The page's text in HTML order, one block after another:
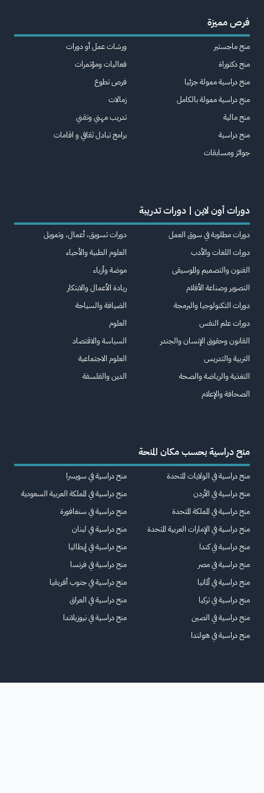
فرص مميزة
منح ماجستير
منح دكتوراة
منح دراسية ممولة جزئيا
منح دراسية ممولة بالكامل
منح مالية
منح دراسية
جوائز ومسابقات
ورشات عمل أو دورات
فعاليات ومؤتمرات
فرص تطوع
زمالات
تدريب مهني وتقني
برامج تبادل ثقافي و اقامات
دورات أون لاين | دورات تدريبة
دورات مطلوبة في سوق العمل
دورات اللغات والأدب
الفنون والتصميم والموسيقى
التصوير وصناعة الأفلام
دورات التكنولوجيا والبرمجة
دورات علم النفس
القانون وحقوق الإنسان والجندر
التربية والتدريس
التغذية والرياضة والصحة
الصحافة والإعلام
دورات تسويق، أعمال، وتمويل
العلوم الطبية والأحياء
موضة وأزياء
ريادة الأعمال والابتكار
الضيافة والسياحة
العلوم
السياسة والاقتصاد
العلوم الاجتماعية
الدين والفلسفة
منح دراسية بحسب مكان المنحة
منح دراسية في الولايات المتحدة
منح دراسية في الأردن
منح دراسية في المملكة المتحدة
منح دراسية في الإمارات العربية المتحدة
منح دراسية في كندا
منح دراسية في مصر
منح دراسية في ألمانيا
منح دراسية في تركيا
منح دراسية في الصين
منح دراسية في هولندا
منح دراسية في سويسرا
منح دراسية في المملكة العربية السعودية
منح دراسية في سنغافورة
منح دراسية في لبنان
منح دراسية في إيطاليا
منح دراسية في فرنسا
منح دراسية في جنوب أفريقيا
منح دراسية في العراق
منح دراسية في نيوزيلاندا